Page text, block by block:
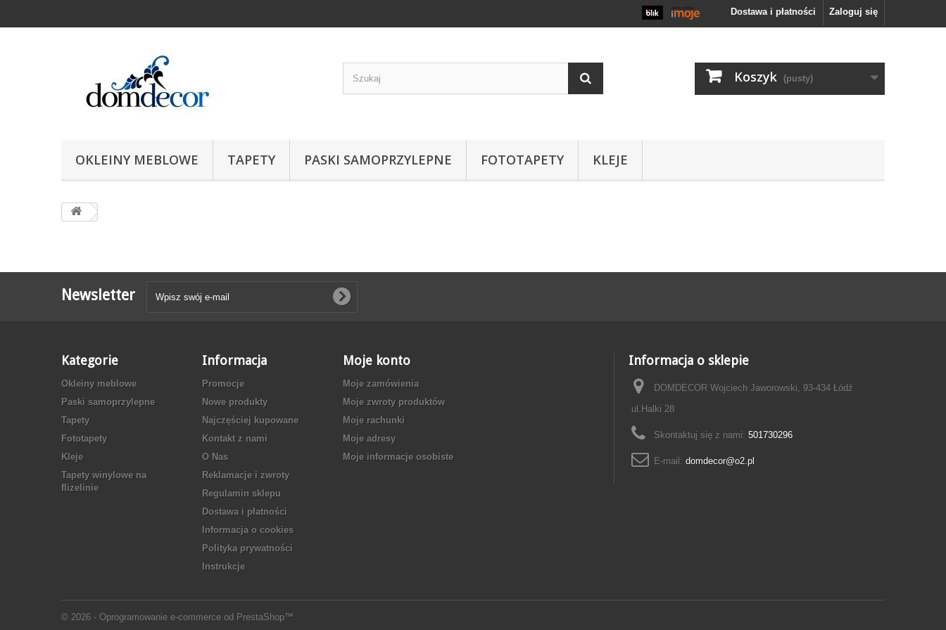
Zaloguj się
Dostawa i płatności
Koszyk (pusty)
OKLEINY MEBLOWE TAPETY PASKI SAMOPRZYLEPNE FOTOTAPETY KLEJE
Newsletter
Kategorie
Okleiny meblowe
Paski samoprzylepne
Tapety
Fototapety
Kleje
Tapety winylowe na
flizelinie
Informacja
Promocje
Nowe produkty
Najczęściej kupowane
Kontakt z nami
O Nas
Reklamacje i zwroty
Regulamin sklepu
Dostawa i płatności
Informacja o cookies
Polityka prywatności
Instrukcje
© 2026 - Oprogramowanie e-commerce od PrestaShop™
Moje konto
Moje zamówienia
Moje zwroty produktów
Moje rachunki
Moje adresy
Moje informacje osobiste
Informacja o sklepie
DOMDECOR Wojciech Jaworowski, 93-434 Łódź
ul.Halki 28
Skontaktuj się z nami: 501730296
E-mail: domdecor@o2.pl